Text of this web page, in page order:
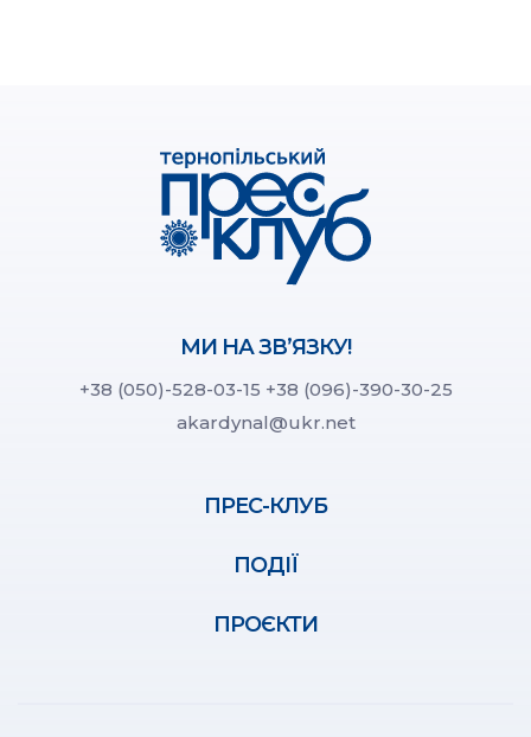
МИ НА ЗВ’ЯЗКУ!
+38 (050)-528-03-15 +38 (096)-390-30-25
akardynal@ukr.net
ПРЕС-КЛУБ
ПОДІЇ
ПРОЄКТИ